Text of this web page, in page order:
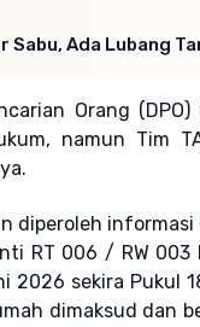
Ada Lubang
Orang
namun Tim
diperoleh
RT 006 / RW 003
sekira Pukul
dimaksud dan